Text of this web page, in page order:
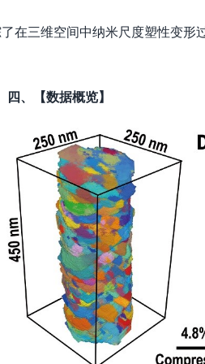
在三维空间中纳米尺度塑性变形
四、【数据概览】